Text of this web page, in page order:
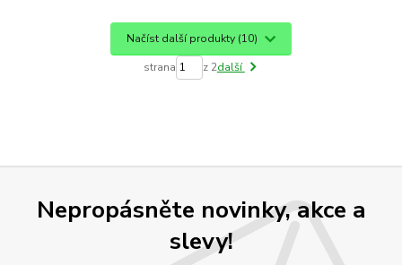
Načíst další produkty (10)
strana z 2další
Nepropásněte novinky, akce a
slevy!